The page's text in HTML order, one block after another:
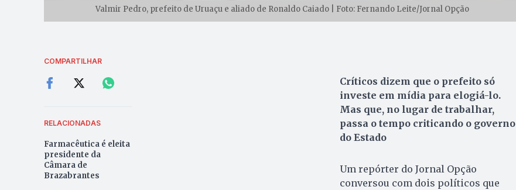
Valmir Pedro, prefeito de Uruaçu e aliado de Ronaldo Caiado | Foto: Fernando Leite/Jornal Opção
COMPARTILHAR
RELACIONADAS
Farmacêutica é eleita
presidente da
Câmara de
Brazabrantes
Críticos dizem que o prefeito só
investe em mídia para elogiá-lo.
Mas que, no lugar de trabalhar,
passa o tempo criticando o governo
do Estado
Um repórter do Jornal Opção
conversou com dois políticos que